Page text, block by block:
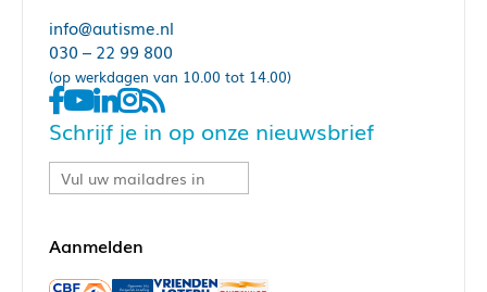
info@autisme.nl
030 – 22 99 800
(op werkdagen van 10.00 tot 14.00)
Schrijf je in op onze nieuwsbrief